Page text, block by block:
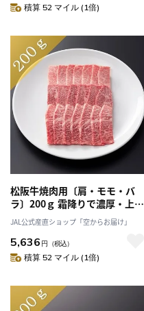
積算 52 マイル (1倍)
松阪牛焼肉用〔肩・モモ・バ
ラ〕200ｇ 霜降りで濃厚・上品
な甘み！焼肉やバーベキューに
おすすめ 「まるよし」送料無
料
JAL公式産直ショップ「空からお届け」
5,636 円 （税込）
積算 52 マイル (1倍)